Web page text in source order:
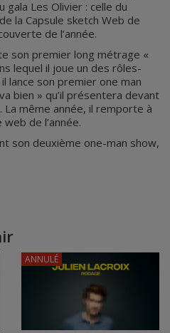
Les Olivier : celle du
la Capsule sketch Web de
de l’année.
son premier long métrage «
lequel il joue un des rôles-
lance son premier one man
bien » qu’il présentera devant
même année, il remporte à
de l’année.
son deuxième one-man show,
ANNULÉ